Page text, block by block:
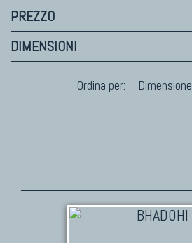
TAPPETI DI DESIGN D'ARTE
Marco Nereo Rotelli
Daniela Marchetti
Giorgio Palù
TAPPETI PERSIANI
PREZZO
DIMENSIONI
Ordina per: Dimensione